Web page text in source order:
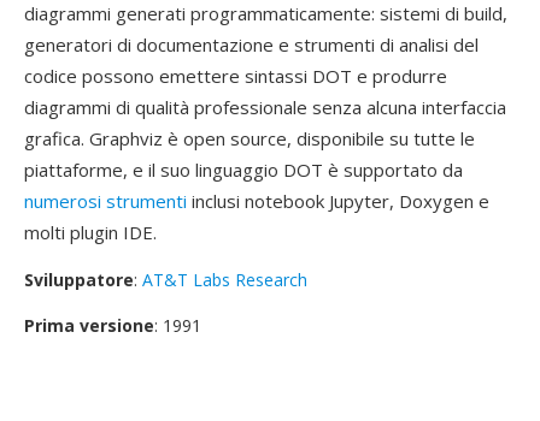
diagrammi generati programmaticamente: sistemi di build,
generatori di documentazione e strumenti di analisi del
codice possono emettere sintassi DOT e produrre
diagrammi di qualità professionale senza alcuna interfaccia
grafica. Graphviz è open source, disponibile su tutte le
piattaforme, e il suo linguaggio DOT è supportato da
numerosi strumenti inclusi notebook Jupyter, Doxygen e
molti plugin IDE.
Sviluppatore: AT&T Labs Research
Prima versione: 1991